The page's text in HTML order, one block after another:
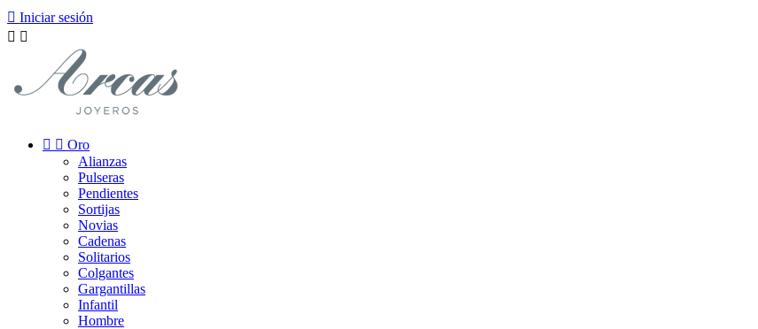
 Iniciar sesión
 
  Oro
Alianzas
Pulseras
Pendientes
Sortijas
Novias
Cadenas
Solitarios
Colgantes
Gargantillas
Infantil
Hombre